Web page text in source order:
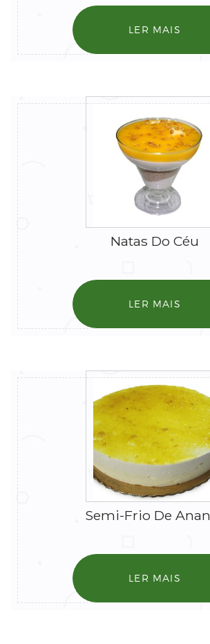
LER MAIS
Natas Do Céu
LER MAIS
Semi-Frio De
LER MAIS